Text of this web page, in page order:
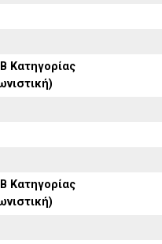
Κατηγορίας
Κατηγορίας